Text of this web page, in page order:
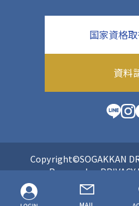
国家資格
資料
Copyright©SOGAKKAN
Reserved.